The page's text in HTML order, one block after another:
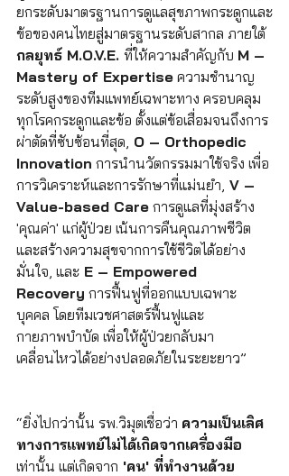
ยกระดับมาตรฐานการดูแลสุขภาพกระดูกและ
ข้อของคนไทยสู่มาตรฐานระดับสากล ภายใต้
กลยุทธ์ M.O.V.E. ที่ให้ความสำคัญกับ M –
Mastery of Expertise ความชำนาญ
ระดับสูงของทีมแพทย์เฉพาะทาง ครอบคลุม
ทุกโรคกระดูกและข้อ ตั้งแต่ข้อเสื่อมจนถึงการ
ผ่าตัดที่ซับซ้อนที่สุด, O – Orthopedic
Innovation การนำนวัตกรรมมาใช้จริง เพื่อ
การวิเคราะห์และการรักษาที่แม่นยำ, V –
Value-based Care การดูแลที่มุ่งสร้าง
'คุณค่า' แก่ผู้ป่วย เน้นการคืนคุณภาพชีวิต
และสร้างความสุขจากการใช้ชีวิตได้อย่าง
มั่นใจ, และ E – Empowered
Recovery การฟื้นฟูที่ออกแบบเฉพาะ
บุคคล โดยทีมเวชศาสตร์ฟื้นฟูและ
กายภาพบำบัด เพื่อให้ผู้ป่วยกลับมา
เคลื่อนไหวได้อย่างปลอดภัยในระยะยาว”
“ยิ่งไปกว่านั้น รพ.วิมุตเชื่อว่า ความเป็นเลิศ
ทางการแพทย์ไม่ได้เกิดจากเครื่องมือ
เท่านั้น แต่เกิดจาก 'คน' ที่ทำงานด้วย